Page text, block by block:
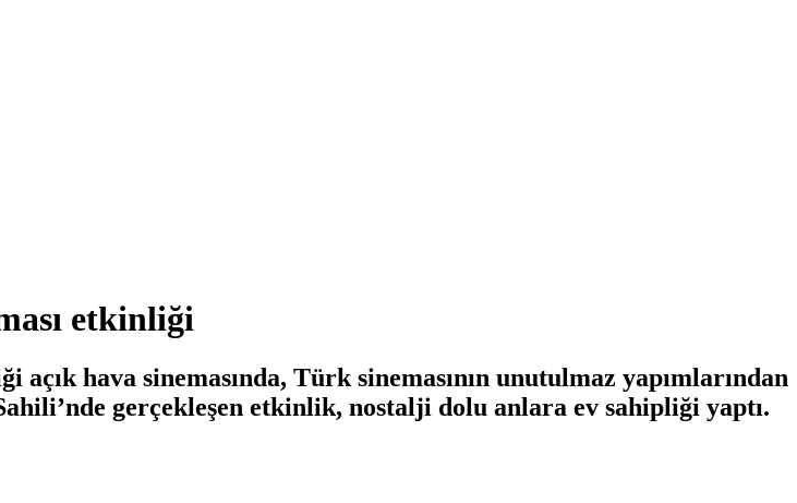
etkinliği
hava sinemasında, Türk sinemasının unutulmaz yapımlarından
gerçekleşen etkinlik, nostalji dolu anlara ev sahipliği yaptı.